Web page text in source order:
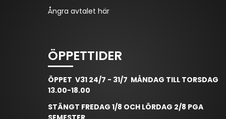
Ångra avtalet här
ÖPPETTIDER
ÖPPET V31 24/7 - 31/7 MÅNDAG TILL TORSDAG
13.00-18.00
STÄNGT FREDAG 1/8 OCH LÖRDAG 2/8 PGA